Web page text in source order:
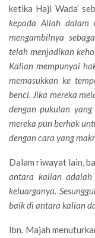
ketika Haji Wada’
kepada Allah dalam
mengambilnya
telah menjadikan
Kalian mempunyai
memasukkan ke
benci. Jika mereka
dengan pukulan
mereka pun berhak
dengan cara yang
Dalam riwayat lain,
antara kalian
keluarganya.
baik di antara kalian
Ibn. Majah